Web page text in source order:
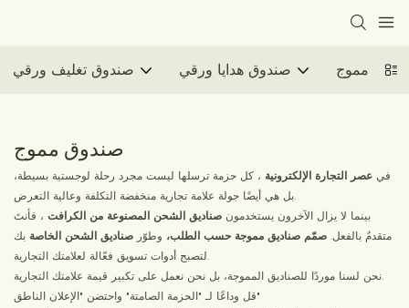
صندوق تغليف ورقي صندوق هدايا ورقي مموج
صندوق مموج
في عصر التجارة الإلكترونية ، كل حزمة ترسلها ليست مجرد رحلة لوجستية بسيطة،
بل هي أيضًا جولة علامة تجارية منخفضة التكلفة وعالية التعرض.
بينما لا يزال الآخرون يستخدمون صناديق الشحن المصنوعة من الكرافت ، فأنتَ
متقدمٌ بالفعل. صمّم صناديق مموجة حسب الطلب، وطوّر صناديق الشحن الخاصة بك
لتصبح أدوات تسويق فعّالة لعلامتك التجارية.
نحن لسنا موردًا للصناديق المموجة، بل نحن نعمل على تكبير قيمة علامتك التجارية.
قل وداعًا لـ "الحزمة الصامتة" واحتضن "الإعلان الناطق"